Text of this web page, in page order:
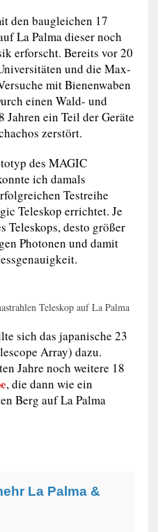
den baugleichen 17
La Palma dieser noch
erforscht. Bereits vor 20
und die Max-
mit Bienenwaben
einen Wald- und
Jahren ein Teil der Geräte
zerstört.
des MAGIC
ich damals
Testreihe
Teleskop errichtet. Je
Teleskops, desto größer
Photonen und damit
Teleskop auf La Palma
sich das japanische 23
Array) dazu.
Jahre noch weitere 18
, die dann wie ein
Berg auf La Palma
La Palma &